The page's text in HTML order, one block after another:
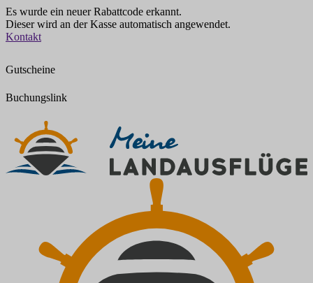
Es wurde ein neuer Rabattcode erkannt.
Dieser wird an der Kasse automatisch angewendet.
Zum
Kontakt
Gutscheine
Buchungslink